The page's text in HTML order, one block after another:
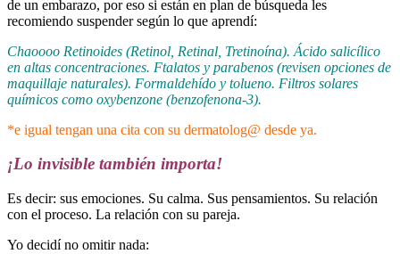
de un embarazo, por eso si están en plan de búsqueda les
recomiendo suspender según lo que aprendí:
Chaoooo Retinoides (Retinol, Retinal, Tretinoína). Ácido salicílico
en altas concentraciones. Ftalatos y parabenos (revisen opciones de
maquillaje naturales). Formaldehído y tolueno. Filtros solares
químicos como oxybenzone (benzofenona-3).
*e igual tengan una cita con su dermatolog@ desde ya.
¡Lo invisible también importa!
Es decir: sus emociones. Su calma. Sus pensamientos. Su relación
con el proceso. La relación con su pareja.
Yo decidí no omitir nada: